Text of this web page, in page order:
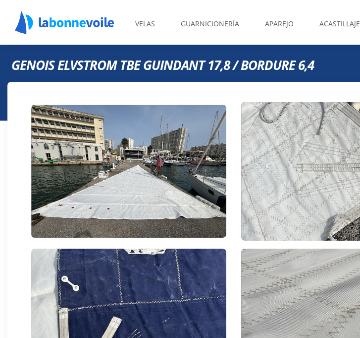
VELAS GUARNICIONERÍA APAREJO ACASTILLAJE
GENOIS ELVSTROM TBE GUINDANT 17,8 / BORDURE 6,4